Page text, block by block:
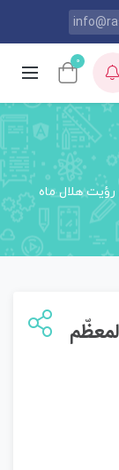
0
هلال ماه